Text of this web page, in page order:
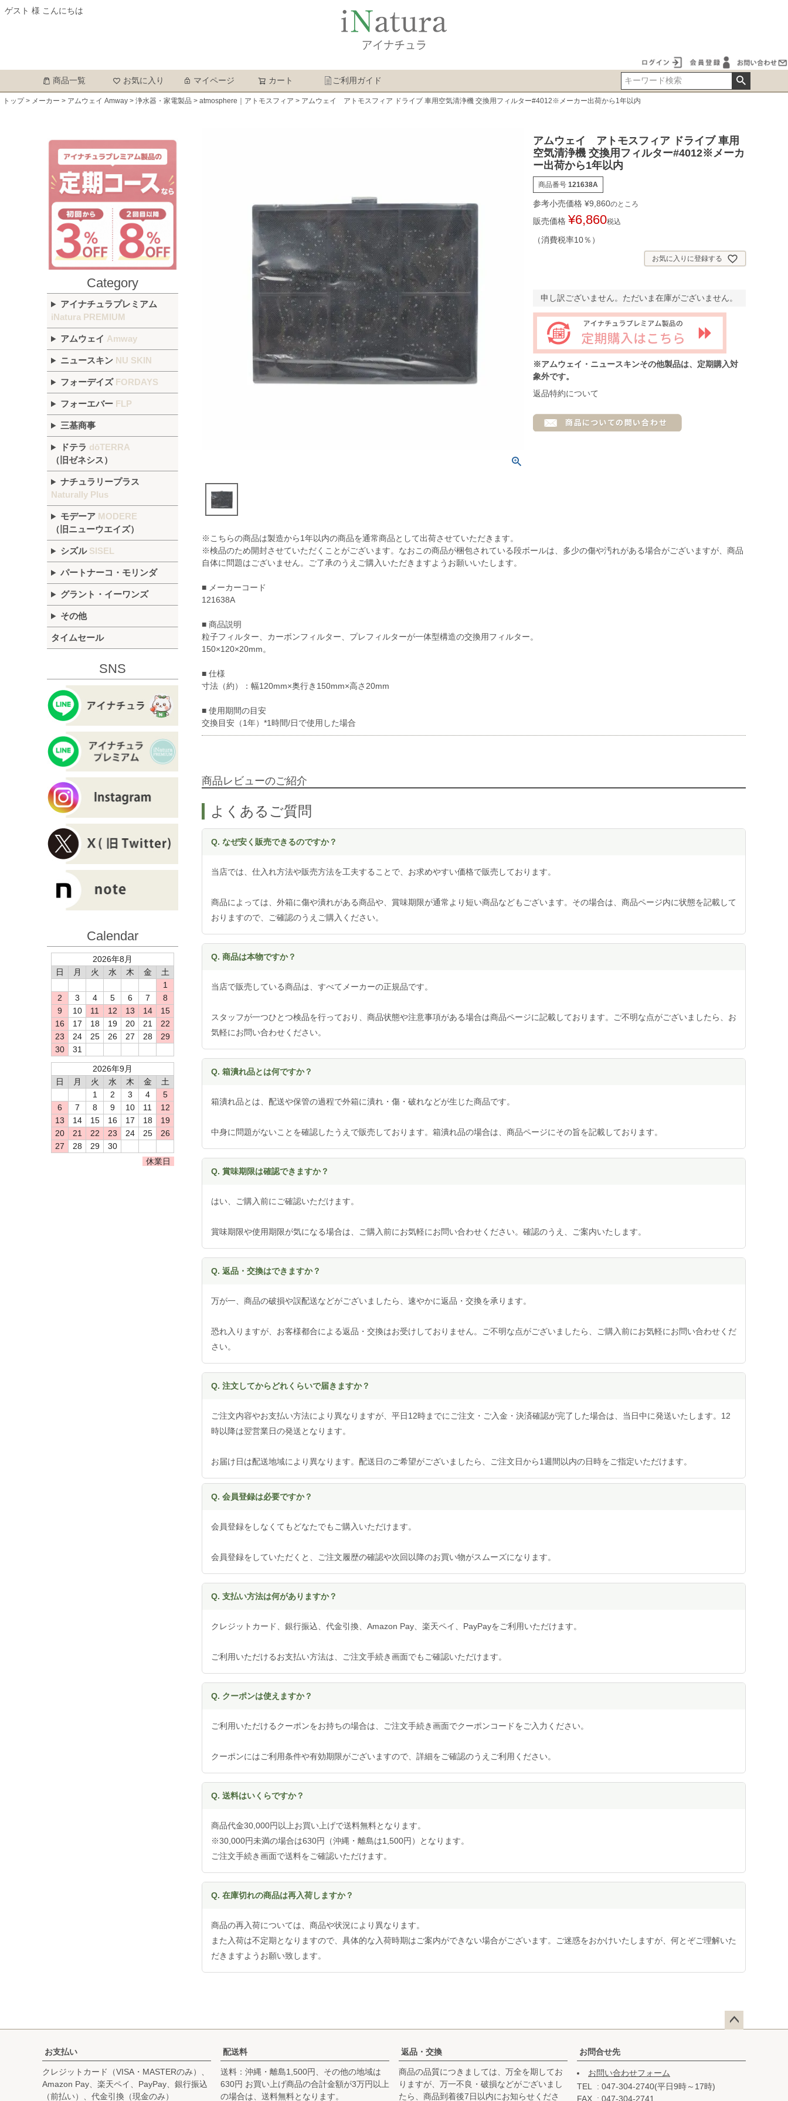
ゲスト 様 こんにちは
商品一覧 お気に入り マイページ カート ご利用ガイド
トップ メーカー アムウェイ Amway 浄水器・家電製品 atmosphere｜アトモスフィア アムウェイ アトモスフィア ドライブ 車用空気清浄機 交換用フィルター#4012※メーカー出荷から1年以内
Category
アイナチュラプレミアム
iNatura PREMIUM
アムウェイ Amway
ニュースキン NU SKIN
フォーデイズ FORDAYS
フォーエバー FLP
三基商事
ドテラ dōTERRA
（旧ゼネシス）
ナチュラリープラス
Naturally Plus
モデーア MODERE
（旧ニューウエイズ）
シズル SISEL
パートナーコ・モリンダ
グラント・イーワンズ
その他
タイムセール
SNS
Calendar
2026年8月
日
月 火 水 木 金
土
1
2
3 4 5 6 7
8
9
10 11 12 13 14
15
16
17 18 19 20 21
22
23
24 25 26 27 28
29
30
31
2026年9月
日
月 火 水 木 金
土
1
2 3 4
5
6
7 8 9 10 11
12
13
14 15 16 17 18
19
20
21 22 23 24 25
26
27
28 29
30
休業日
アムウェイ アトモスフィア ドライブ 車用
空気清浄機 交換用フィルター#4012※メーカ
ー出荷から1年以内
商品番号 121638A
参考小売価格 ¥9,860のところ
販売価格 ¥6,860税込
（消費税率10％）
お気に入りに登録する
申し訳ございません。ただいま在庫がございません。
※アムウェイ・ニュースキンその他製品は、定期購入対
象外です。
返品特約について
※こちらの商品は製造から1年以内の商品を通常商品として出荷させていただきます。
※検品のため開封させていただくことがございます。なおこの商品が梱包されている段ボールは、多少の傷や汚れがある場合がございますが、商品
自体に問題はございません。ご了承のうえご購入いただきますようお願いいたします。
■ メーカーコード
121638A
■ 商品説明
粒子フィルター、カーボンフィルター、プレフィルターが一体型構造の交換用フィルター。
150×120×20mm。
■ 仕様
寸法（約）：幅120mm×奥行き150mm×高さ20mm
■ 使用期間の目安
交換目安（1年）*1時間/日で使用した場合
商品レビューのご紹介
よくあるご質問
Q. なぜ安く販売できるのですか？
当店では、仕入れ方法や販売方法を工夫することで、お求めやすい価格で販売しております。
商品によっては、外箱に傷や潰れがある商品や、賞味期限が通常より短い商品などもございます。その場合は、商品ページ内に状態を記載して
おりますので、ご確認のうえご購入ください。
Q. 商品は本物ですか？
当店で販売している商品は、すべてメーカーの正規品です。
スタッフが一つひとつ検品を行っており、商品状態や注意事項がある場合は商品ページに記載しております。ご不明な点がございましたら、お
気軽にお問い合わせください。
Q. 箱潰れ品とは何ですか？
箱潰れ品とは、配送や保管の過程で外箱に潰れ・傷・破れなどが生じた商品です。
中身に問題がないことを確認したうえで販売しております。箱潰れ品の場合は、商品ページにその旨を記載しております。
Q. 賞味期限は確認できますか？
はい、ご購入前にご確認いただけます。
賞味期限や使用期限が気になる場合は、ご購入前にお気軽にお問い合わせください。確認のうえ、ご案内いたします。
Q. 返品・交換はできますか？
万が一、商品の破損や誤配送などがございましたら、速やかに返品・交換を承ります。
恐れ入りますが、お客様都合による返品・交換はお受けしておりません。ご不明な点がございましたら、ご購入前にお気軽にお問い合わせくだ
さい。
Q. 注文してからどれくらいで届きますか？
ご注文内容やお支払い方法により異なりますが、平日12時までにご注文・ご入金・決済確認が完了した場合は、当日中に発送いたします。12
時以降は翌営業日の発送となります。
お届け日は配送地域により異なります。配送日のご希望がございましたら、ご注文日から1週間以内の日時をご指定いただけます。
Q. 会員登録は必要ですか？
会員登録をしなくてもどなたでもご購入いただけます。
会員登録をしていただくと、ご注文履歴の確認や次回以降のお買い物がスムーズになります。
Q. 支払い方法は何がありますか？
クレジットカード、銀行振込、代金引換、Amazon Pay、楽天ペイ、PayPayをご利用いただけます。
ご利用いただけるお支払い方法は、ご注文手続き画面でもご確認いただけます。
Q. クーポンは使えますか？
ご利用いただけるクーポンをお持ちの場合は、ご注文手続き画面でクーポンコードをご入力ください。
クーポンにはご利用条件や有効期限がございますので、詳細をご確認のうえご利用ください。
Q. 送料はいくらですか？
商品代金30,000円以上お買い上げで送料無料となります。
※30,000円未満の場合は630円（沖縄・離島は1,500円）となります。
ご注文手続き画面で送料をご確認いただけます。
Q. 在庫切れの商品は再入荷しますか？
商品の再入荷については、商品や状況により異なります。
また入荷は不定期となりますので、具体的な入荷時期はご案内ができない場合がございます。ご迷惑をおかけいたしますが、何とぞご理解いた
だきますようお願い致します。
ップ
お支払い
クレジットカード（VISA・MASTERのみ）、
Amazon Pay、楽天ペイ、PayPay、銀行振込
（前払い）、代金引換（現金のみ）
配送料
送料：沖縄・離島1,500円、その他の地域は
630円 お買い上げ商品の合計金額が3万円以上
の場合は、送料無料となります。
返品・交換
商品の品質につきましては、万全を期してお
りますが、万一不良・破損などがございまし
たら、商品到着後7日以内にお知らせくださ
お問合せ先
お問い合わせフォーム
TEL
047-304-2740(平日9時～17時)
FAX
047-304-2741